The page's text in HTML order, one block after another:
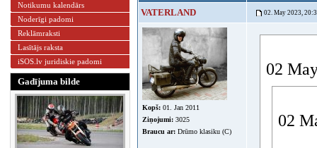
Notikumu kalendārs
Noderīgi padomi
Reklāmraksti
Lasītājs raksta
iSOS.lv juridiskie padomi
Gadījuma bilde
VATERLAND 02. May 2023,
Kopš: 01. Jan 2011
Ziņojumi: 3025
Braucu ar: Drūmo klasiku (C)
02
02